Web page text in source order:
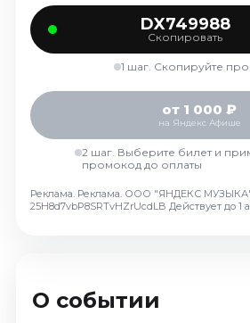
Сентябрь 2026
Декабрь 2026
Август 2026
Сентябрь 2026
Октябрь 2026
Ноябрь 2026
Декабрь 2026
Январь 2027
DX749988
Скопировать
1 шаг. Скопируйте
от 1 000 ₽
на Яндекс Афише
2 шаг. Выберите билет и
промокод до оплаты
Реклама. Реклама. ООО "ЯНДЕКС МУЗЫКА",
25H8d7vbP8SRTvHZrUcdLB Действует до 1
О событии